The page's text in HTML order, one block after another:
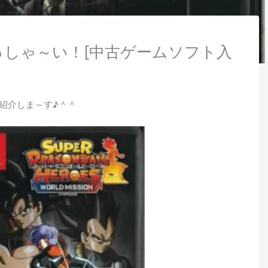
しゃ～い！[中古ゲームソフト入
介しま～す♪＾＾